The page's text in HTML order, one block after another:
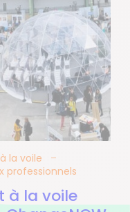
la voile
professionnels
à la voile